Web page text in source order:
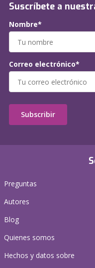
Preguntas
Autores
Blog
Quienes somos
Hechos y datos sobre
Suscríbete a
Nombre*
Correo electrónico*
Subscribir